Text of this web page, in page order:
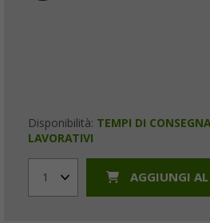
Disponibilità: TEMPI DI
LAVORATIVI
1 AGGIUNGI AL